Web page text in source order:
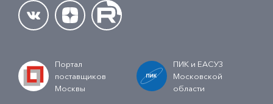
Портал
поставщиков
Москвы
ПИК и ЕАСУЗ
Московской
области